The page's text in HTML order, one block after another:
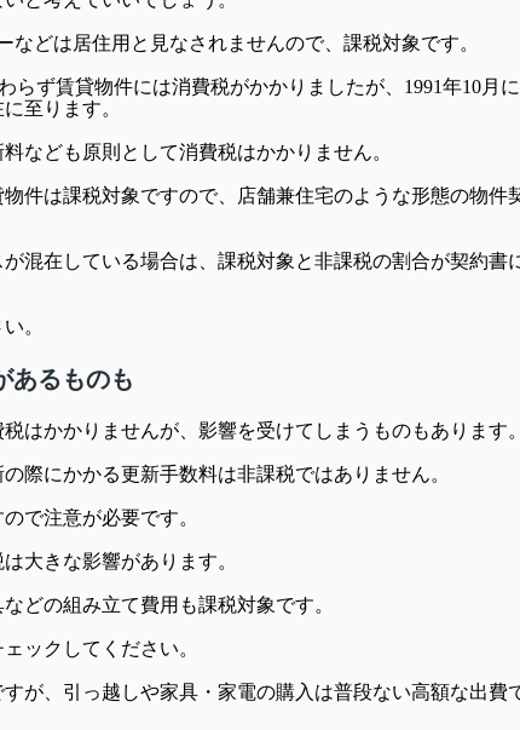
どは居住用と見なされませんので、課税対象です。
らず賃貸物件には消費税がかかりましたが、1991年10月に
至ります。
なども原則として消費税はかかりません。
件は課税対象ですので、店舗兼住宅のような形態の物件
混在している場合は、課税対象と非課税の割合が契約書
。
あるものも
はかかりませんが、影響を受けてしまうものもあります。
際にかかる更新手数料は非課税ではありません。
で注意が必要です。
大きな影響があります。
どの組み立て費用も課税対象です。
ックしてください。
が、引っ越しや家具・家電の購入は普段ない高額な出費